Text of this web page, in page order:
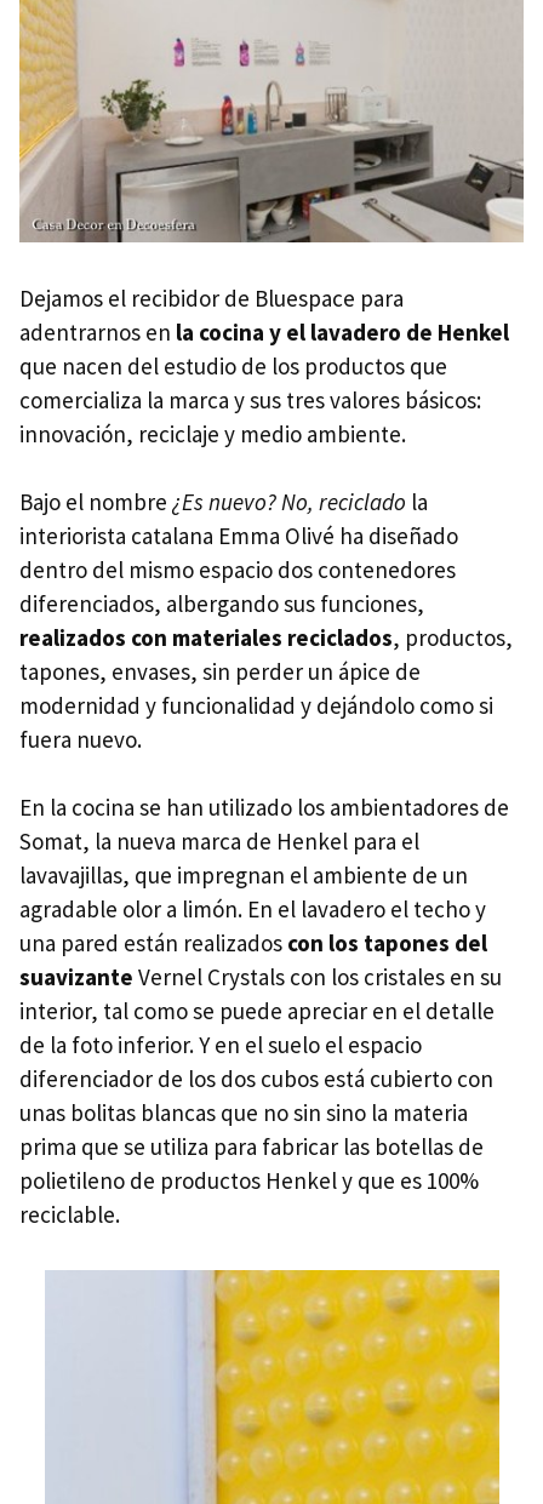
Dejamos el recibidor de Bluespace para
adentrarnos en la cocina y el lavadero de Henkel
que nacen del estudio de los productos que
comercializa la marca y sus tres valores básicos:
innovación, reciclaje y medio ambiente.
Bajo el nombre ¿Es nuevo? No, reciclado la
interiorista catalana Emma Olivé ha diseñado
dentro del mismo espacio dos contenedores
diferenciados, albergando sus funciones,
realizados con materiales reciclados, productos,
tapones, envases, sin perder un ápice de
modernidad y funcionalidad y dejándolo como si
fuera nuevo.
En la cocina se han utilizado los ambientadores de
Somat, la nueva marca de Henkel para el
lavavajillas, que impregnan el ambiente de un
agradable olor a limón. En el lavadero el techo y
una pared están realizados con los tapones del
suavizante Vernel Crystals con los cristales en su
interior, tal como se puede apreciar en el detalle
de la foto inferior. Y en el suelo el espacio
diferenciador de los dos cubos está cubierto con
unas bolitas blancas que no sin sino la materia
prima que se utiliza para fabricar las botellas de
polietileno de productos Henkel y que es 100%
reciclable.